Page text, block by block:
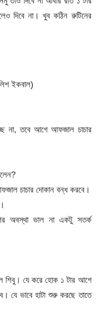
দিবে না। খুব কঠিন রুটিনের
ইকবাল)
না, তবে আগে আফজাল চাচার
চাচার দোকান বন্ধ করবে।
অবস্থা ভাল না একটু সতর্ক
শিবু। যে করে হোক ১ টার আগে
যে ভাবে হাটা শুরু করছে তাতে